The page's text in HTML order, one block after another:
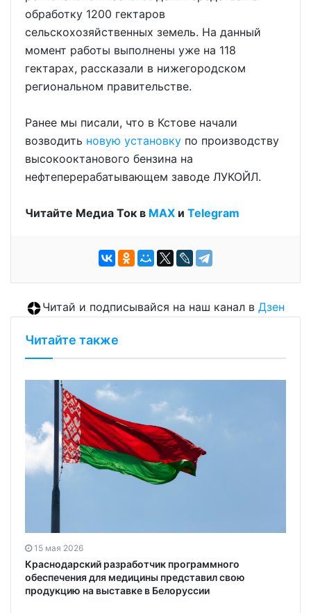
обработку 1200 гектаров
сельскохозяйственных земель. На данный
момент работы выполнены уже на 118
гектарах, рассказали в нижегородском
региональном правительстве.
Ранее мы писали, что в Кстове начали
возводить новую установку по производству
высокооктанового бензина на
нефтеперерабатывающем заводе ЛУКОЙЛ.
Читайте Медиа Ток в МАХ и Telegram
Читай и подписывайся на наш канал в Дзен
Читайте также
15 мая 2026
Краснодарский разработчик программного
обеспечения для медицины представил свою
продукцию на выставке в Белоруссии